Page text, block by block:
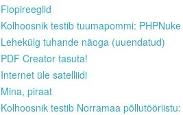
Flopireeglid
Kolhoosnik testib tuumapommi: PHPNuke
Lehekülg tuhande näoga (uuendatud)
PDF Creator tasuta!
Internet üle satelliidi
Mina, piraat
Kolhoosnik testib Norramaa põllutööriistu: